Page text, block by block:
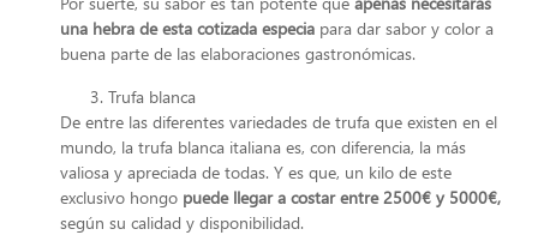
una hebra de esta cotizada especia para dar sabor y color a
buena parte de las elaboraciones gastronómicas.
Trufa blanca
De entre las diferentes variedades de trufa que existen en el
mundo, la trufa blanca italiana es, con diferencia, la más
valiosa y apreciada de todas. Y es que, un kilo de este
exclusivo hongo puede llegar a costar entre 2500€ y 5000€,
según su calidad y disponibilidad.